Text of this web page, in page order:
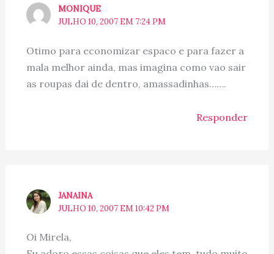
MONIQUE
JULHO 10, 2007 EM 7:24 PM
Otimo para economizar espaco e para fazer a
mala melhor ainda, mas imagina como vao sair
as roupas dai de dentro, amassadinhas…….
Responder
JANAINA
JULHO 10, 2007 EM 10:42 PM
Oi Mirela,